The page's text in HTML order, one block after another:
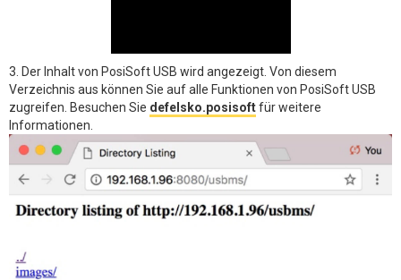
3. Der Inhalt von PosiSoft USB wird angezeigt. Von diesem
Verzeichnis aus können Sie auf alle Funktionen von PosiSoft USB
zugreifen. Besuchen Sie defelsko.posisoftfür weitere
Informationen.